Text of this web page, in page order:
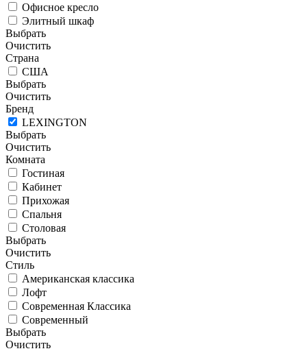
Офисное кресло
Элитный шкаф
Выбрать
Очистить
Страна
США
Выбрать
Очистить
Бренд
LEXINGTON
Выбрать
Очистить
Комната
Гостиная
Кабинет
Прихожая
Спальня
Столовая
Выбрать
Очистить
Стиль
Американская классика
Лофт
Современная Классика
Современный
Выбрать
Очистить